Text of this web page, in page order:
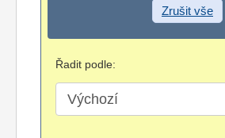
Zrušit vše
Řadit podle: